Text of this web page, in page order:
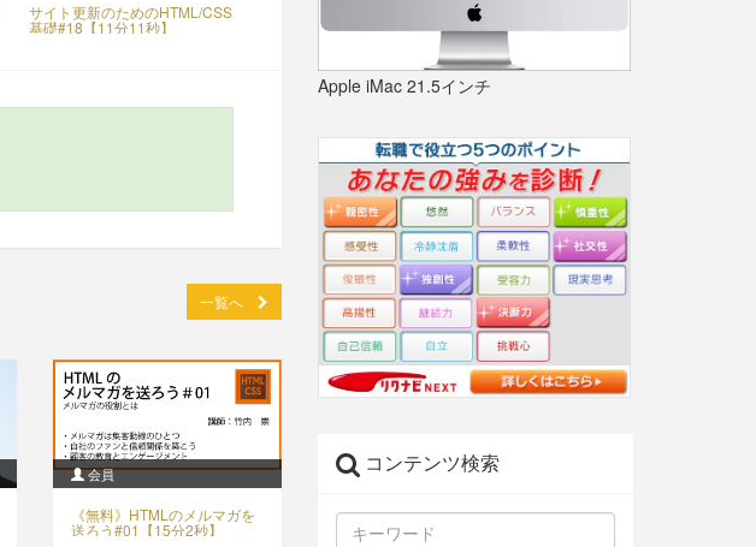
サイト更新のためのHTML/CSS
基礎#18【11分11秒】
一覧へ
会員
《無料》HTMLのメルマガを
送ろう#01【15分2秒】
Apple iMac 21.5インチ
コンテンツ検索